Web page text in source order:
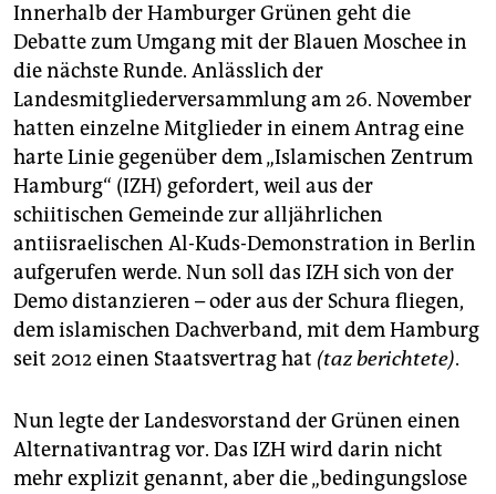
verlag
veranstaltungen
shop
fragen & hilfe
unterstützen
abo
genossenschaft
epaper login
Innerhalb der Hamburger Grünen geht die
Debatte zum Umgang mit der Blauen Moschee in
die nächste Runde. Anlässlich der
Landesmitgliederversammlung am 26. November
hatten einzelne Mitglieder in einem Antrag eine
harte Linie gegenüber dem „Islamischen Zentrum
Hamburg“ (IZH) gefordert, weil aus der
schiitischen Gemeinde zur alljährlichen
antiisraelischen Al-Kuds-Demonstration in Berlin
aufgerufen werde. Nun soll das IZH sich von der
Demo distanzieren – oder aus der Schura fliegen,
dem islamischen Dachverband, mit dem Hamburg
seit 2012 einen Staatsvertrag hat (taz berichtete).
Nun legte der Landesvorstand der Grünen einen
Alternativantrag vor. Das IZH wird darin nicht
mehr explizit genannt, aber die „bedingungslose